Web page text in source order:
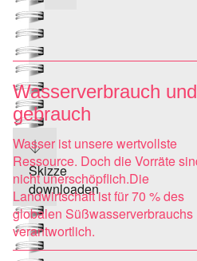
Skizze
downloaden
Wasserverbrauch
gebrauch
Wasser ist unsere wertvollste
Ressource. Doch die Vorräte
nicht unerschöpflich.Die
Landwirtschaft ist für 70 % des
globalen Süßwasserverbrauchs
verantwortlich.